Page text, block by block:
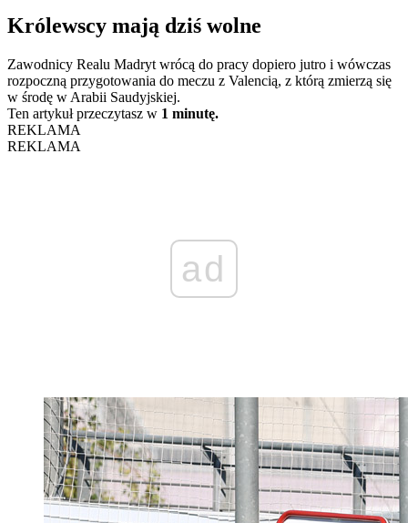
Królewscy mają dziś wolne
Zawodnicy Realu Madryt wrócą do pracy dopiero jutro i wówczas
rozpoczną przygotowania do meczu z Valencią, z którą zmierzą się
w środę w Arabii Saudyjskiej.
Ten artykuł przeczytasz w 1 minutę.
REKLAMA
REKLAMA
ad